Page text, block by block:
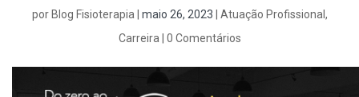
por Blog Fisioterapia| maio 26, 2023 Atuação Profissional,
Carreira| 0 Comentários